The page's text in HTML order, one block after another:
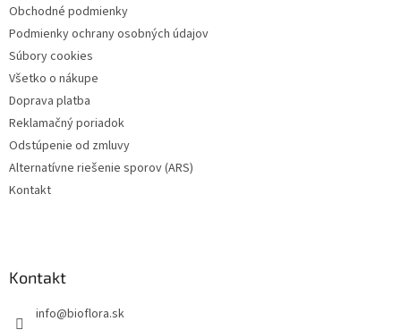
Obchodné podmienky
Podmienky ochrany osobných údajov
Súbory cookies
Všetko o nákupe
Doprava platba
Reklamačný poriadok
Odstúpenie od zmluvy
Alternatívne riešenie sporov (ARS)
Kontakt
Kontakt
info@bioflora.sk